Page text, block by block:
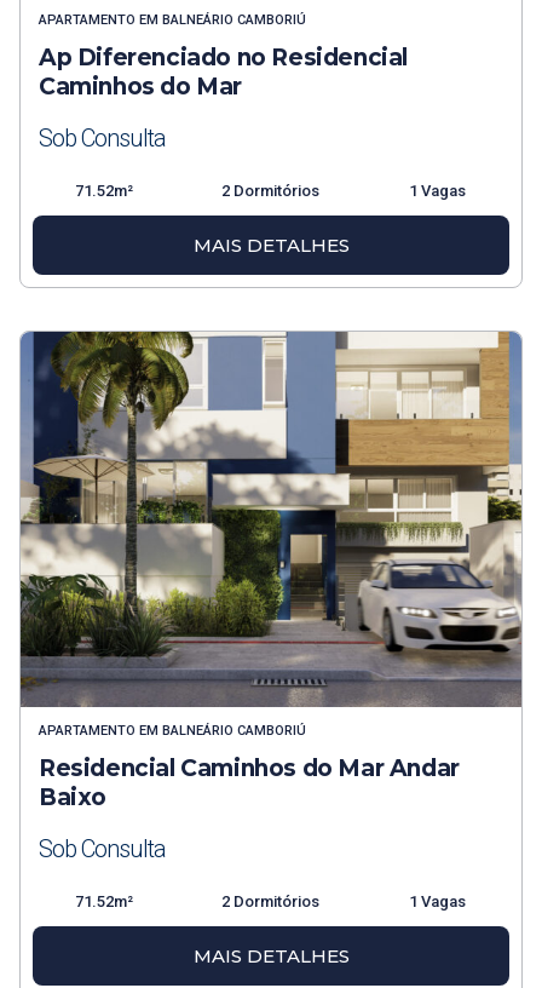
APARTAMENTO EM BALNEÁRIO CAMBORIÚ
Ap Diferenciado no Residencial
Caminhos do Mar
Sob Consulta
71.52m² 2 Dormitórios 1 Vagas
MAIS DETALHES
APARTAMENTO EM BALNEÁRIO CAMBORIÚ
Residencial Caminhos do Mar Andar
Baixo
Sob Consulta
71.52m² 2 Dormitórios 1 Vagas
MAIS DETALHES